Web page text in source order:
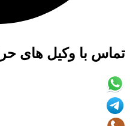
تماس با وکیل های